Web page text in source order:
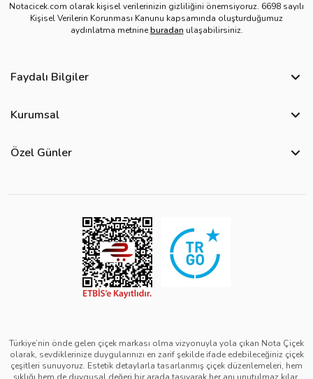
Notacicek.com olarak kişisel verilerinizin gizliliğini önemsiyoruz. 6698 sayılı
Kişisel Verilerin Korunması Kanunu kapsamında oluşturduğumuz
aydınlatma metnineburadan ulaşabilirsiniz.
Faydalı Bilgiler
Site Haritası
Görsel Kontrol Süreci
Ürün Sıralama Kriterleri
Kurumsal
Üyelik Sözleşmesi
Mesafeli Satış Sözleşmesi
Kurumsal Müşterilerimiz
Özel Günler
Kadınlar Günü Çiçekleri
Sevgililer Günü Çiçekleri
Anneler Günü Çiçekleri
Babalar Günü Çiçekleri
Türkiye’nin önde gelen çiçek markası olma vizyonuyla yola çıkan Nota Çiçek
olarak, sevdiklerinize duygularınızı en zarif şekilde ifade edebileceğiniz çiçek
çeşitleri sunuyoruz. Estetik detaylarla tasarlanmış çiçek düzenlemeleri, hem